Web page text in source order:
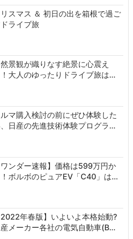
スマス ＆ 初日の出を箱根で過ご
ライブ旅
景観が織りなす絶景に心震え
大人のゆったりドライブ旅は…
マ購入検討の前にぜひ体験した
日産の先進技術体験プログラ…
ワンダー速報】価格は599万円か
ボルボのピュアEV「C40」は…
2022年春版】いよいよ本格始動?
メーカー各社の電気自動車(B…